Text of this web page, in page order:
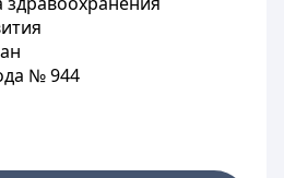
№ 944